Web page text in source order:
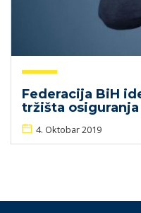
Federacija BiH
tržišta
4. Oktobar 2019